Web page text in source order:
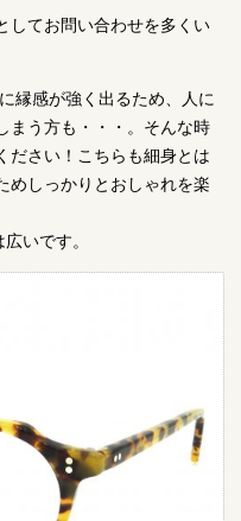
してお問い合わせを多くい
縁感が強く出るため、人に
まう方も・・・。そんな時
ださい！こちらも細身とは
めしっかりとおしゃれを楽
いです。